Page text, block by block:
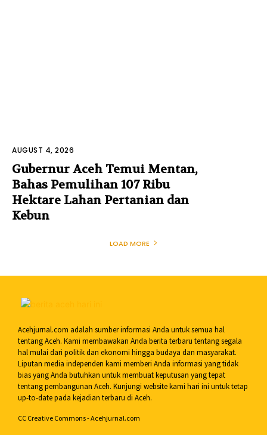
AUGUST 4, 2026
Gubernur Aceh Temui Mentan,
Bahas Pemulihan 107 Ribu
Hektare Lahan Pertanian dan
Kebun
LOAD MORE
Acehjurnal.com adalah sumber informasi Anda untuk semua hal
tentang Aceh. Kami membawakan Anda berita terbaru tentang segala
hal mulai dari politik dan ekonomi hingga budaya dan masyarakat.
Liputan media independen kami memberi Anda informasi yang tidak
bias yang Anda butuhkan untuk membuat keputusan yang tepat
tentang pembangunan Aceh. Kunjungi website kami hari ini untuk tetap
up-to-date pada kejadian terbaru di Aceh.
CC Creative Commons - Acehjurnal.com